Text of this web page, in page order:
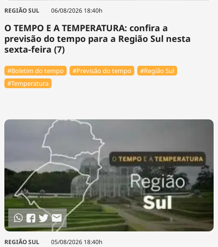
REGIÃO SUL 06/08/2026 18:40h
O TEMPO E A TEMPERATURA: confira a
previsão do tempo para a Região Sul nesta
sexta-feira (7)
#Boletim do tempo #Previsão do tempo
#Região Sul
#Temperatura
REGIÃO SUL 05/08/2026 18:40h